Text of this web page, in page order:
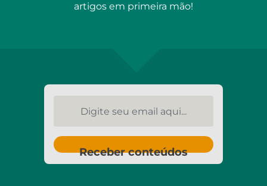
artigos em primeira mão!
Receber conteúdos